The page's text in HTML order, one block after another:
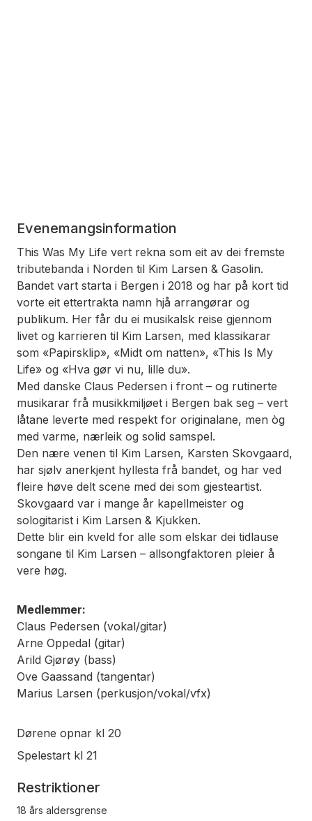
Evenemangsinformation
This Was My Life vert rekna som eit av dei fremste
tributebanda i Norden til Kim Larsen & Gasolin.
Bandet vart starta i Bergen i 2018 og har på kort tid
vorte eit ettertrakta namn hjå arrangørar og
publikum. Her får du ei musikalsk reise gjennom
livet og karrieren til Kim Larsen, med klassikarar
som «Papirsklip», «Midt om natten», «This Is My
Life» og «Hva gør vi nu, lille du».
Med danske Claus Pedersen i front – og rutinerte
musikarar frå musikkmiljøet i Bergen bak seg – vert
låtane leverte med respekt for originalane, men òg
med varme, nærleik og solid samspel.
Den nære venen til Kim Larsen, Karsten Skovgaard,
har sjølv anerkjent hyllesta frå bandet, og har ved
fleire høve delt scene med dei som gjesteartist.
Skovgaard var i mange år kapellmeister og
sologitarist i Kim Larsen & Kjukken.
Dette blir ein kveld for alle som elskar dei tidlause
songane til Kim Larsen – allsongfaktoren pleier å
vere høg.
Medlemmer:
Claus Pedersen (vokal/gitar)
Arne Oppedal (gitar)
Arild Gjørøy (bass)
Ove Gaassand (tangentar)
Marius Larsen (perkusjon/vokal/vfx)
Dørene opnar kl 20
Spelestart kl 21
Restriktioner
18 års aldersgrense